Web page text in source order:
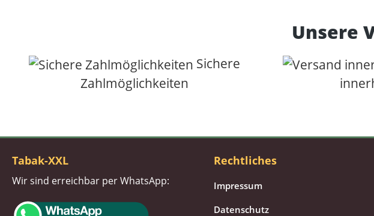
Unsere
Sichere
Zahlmöglichkeiten
Tabak-XXL
Wir sind erreichbar per WhatsApp:
Rechtliches
Impressum
Datenschutz